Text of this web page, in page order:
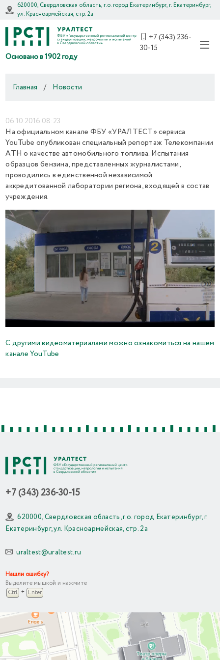
620000, Свердловская область, г.о. город Екатеринбург, г. Екатеринбург,
ул. Красноармейская, стр. 2а
Основано в 1902 году
+7 (343) 236-
30-15
Главная / Новости
06.10.2016 08:23
На официальном канале ФБУ «УРАЛТЕСТ» сервиса
YouTube опубликован специальный репортаж Телекомпании
АТН о качестве автомобильного топлива. Испытания
образцов бензина, представленных журналистами,
проводились в единственной независимой
аккредитованной лаборатории региона, входящей в состав
учреждения.
С другими видеоматериалами можно ознакомиться на нашем
канале YouTube
+7 (343) 236-30-15
620000, Свердловская область, г.о. город Екатеринбург, г.
Екатеринбург, ул. Красноармейская, стр. 2а
uraltest@uraltest.ru
Нашли ошибку?
Выделите мышкой и нажмите
Ctrl + Enter